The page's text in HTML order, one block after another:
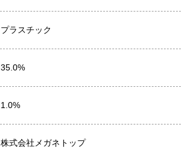
プラスチック
35.0%
1.0%
株式会社メガネトップ